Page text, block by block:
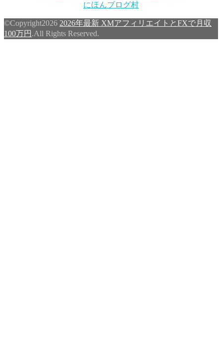
にほんブログ村
©Copyright2026 2026年最新 XMアフィリエイトとFXで月収
100万円 .All Rights Reserved.